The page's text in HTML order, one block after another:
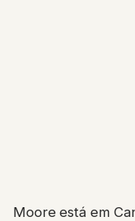
Moore está em